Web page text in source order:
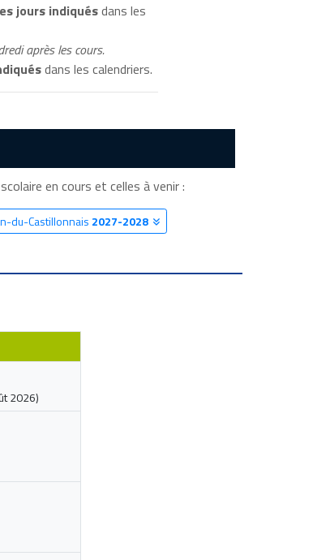
jours indiquésdans les
après les cours.
dans les calendriers.
en cours et celles à venir :
du-Castillonnais 2027-2028
2026)